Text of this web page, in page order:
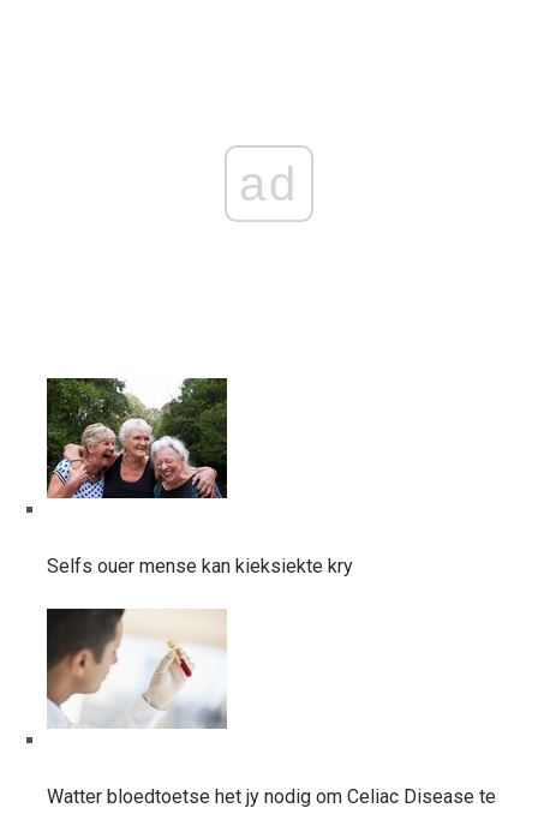
ad
Selfs ouer mense kan kieksiekte kry
Watter bloedtoetse het jy nodig om Celiac Disease te